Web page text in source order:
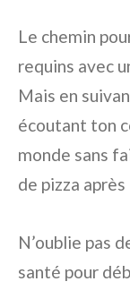
Le chemin
requins avec
Mais en
écoutant ton
monde sans
de pizza après
N’oublie pas
santé pour